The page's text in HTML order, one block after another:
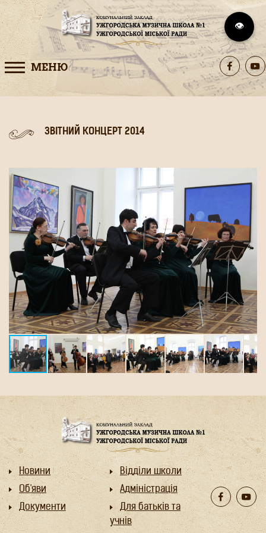
МЕНЮ
ЗВІТНИЙ КОНЦЕРТ 2014
Новини
Об'яви
Документи
Відділи школи
Адміністрація
Для батьків та
учнів
👁️